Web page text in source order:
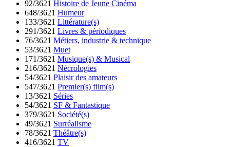
92/3621 Histoire de Jeune Cinéma
648/3621 Humeur
133/3621 Littérature(s)
291/3621 Livres & périodiques
76/3621 Métiers, industrie & technique
53/3621 Muet
171/3621 Musique(s) & Musical
216/3621 Nécrologies
54/3621 Plaisir des amateurs
547/3621 Premier(s) film(s)
13/3621 Séries
54/3621 SF & Fantastique
379/3621 Société(s)
49/3621 Surréalisme
78/3621 Théâtre(s)
416/3621 TV